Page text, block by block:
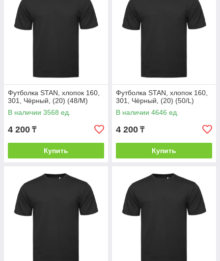
Футболка STAN, хлопок 160,
301, Чёрный, (20) (48/M)
В наличии 3568 ед.
4 200 ₸
Купить
Футболка STAN, хлопок 160,
301, Чёрный, (20) (50/L)
В наличии 4646 ед.
4 200 ₸
Купить